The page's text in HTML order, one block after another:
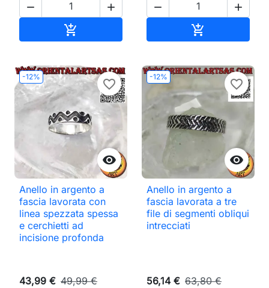
 

 

-12%

favorite_border
Anello in argento a
fascia lavorata con
linea spezzata spessa
e cerchietti ad
incisione profonda
43,99 € 49,99 €
-12%

favorite_border
Anello in argento a
fascia lavorata a tre
file di segmenti obliqui
intrecciati
56,14 € 63,80 €